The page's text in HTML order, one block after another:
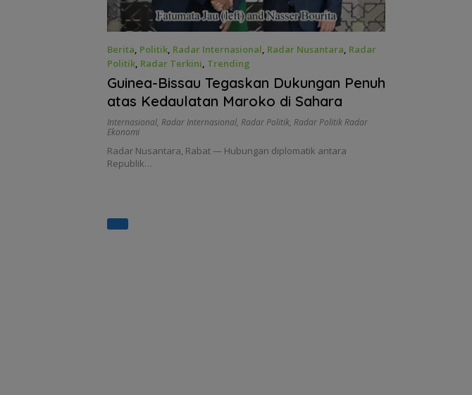
Berita, Politik, Radar Internasional, Radar Nusantara, Radar
Politik, Radar Terkini, Trending
Juni 30, 2026
Guinea-Bissau Tegaskan Dukungan Penuh
atas Kedaulatan Maroko di Sahara
Internasional, Radar Internasional, Radar Politik, Radar Politik Radar
Ekonomi
Radar Nusantara, Rabat — Hubungan diplomatik antara
Republik…